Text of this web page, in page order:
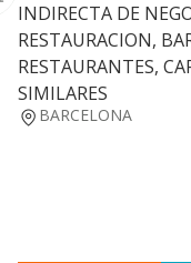
INDIRECTA DE
RESTAURACION,
RESTAURANTES,
SIMILARES
BARCELONA